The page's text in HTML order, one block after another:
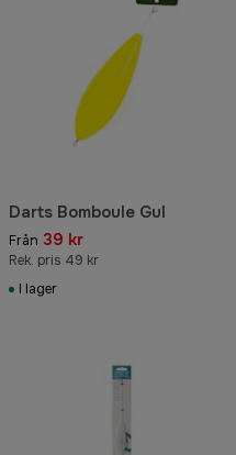
Darts Bomboule Gul
Från 39 kr
Rek. pris 49 kr
I lager